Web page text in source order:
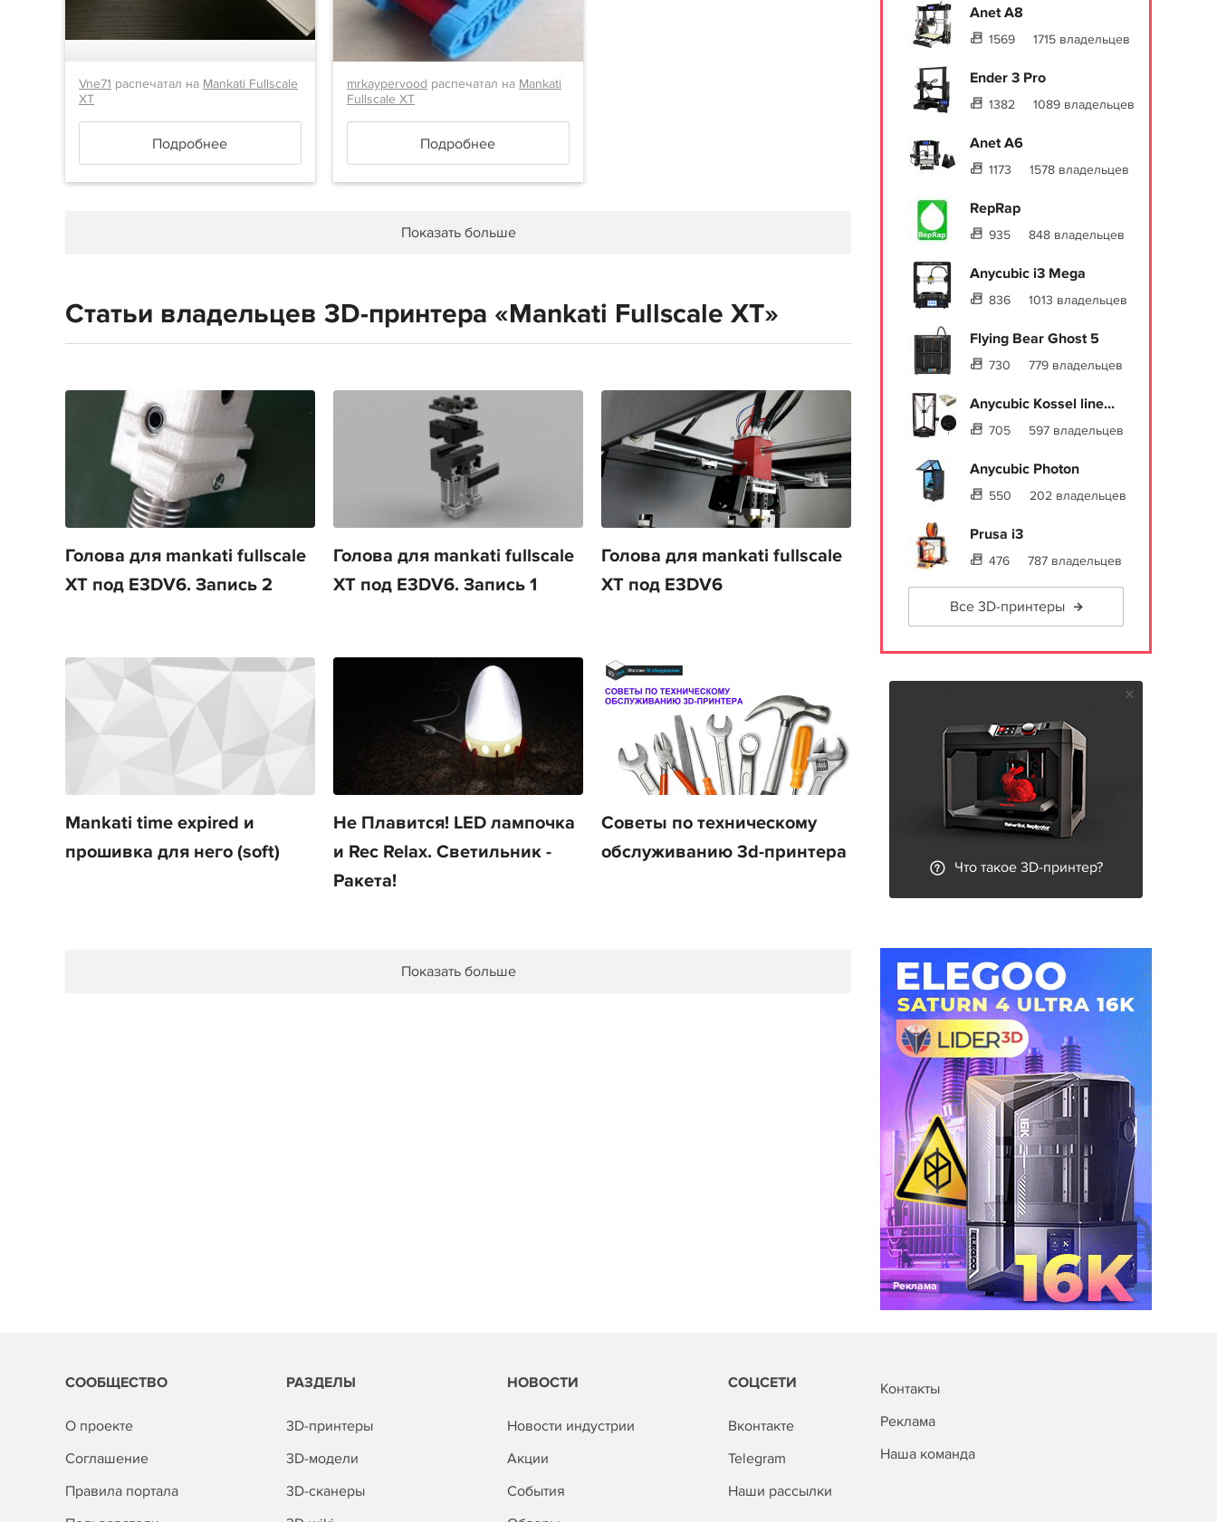
Vne71 распечатал на Mankati Fullscale
XT
Подробнее
mrkaypervood распечатал на Mankati
Fullscale XT
Подробнее
Показать больше
Статьи владельцев 3D-принтера «Mankati Fullscale XT»
Голова для mankati fullscale
XT под E3DV6. Запись 2
Голова для mankati fullscale
XT под E3DV6. Запись 1
Голова для mankati fullscale
XT под E3DV6
Mankati time expired и
прошивка для него (soft)
Не Плавится! LED лампочка
и Rec Relax. Светильник -
Ракета!
Советы по техническому
обслуживанию 3d-принтера
Показать больше
Anet A8
1569 1715 владельцев
Ender 3 Pro
1382 1089 владельцев
Anet A6
1173 1578 владельцев
RepRap
935 848 владельцев
Anycubic i3 Mega
836 1013 владельцев
Flying Bear Ghost 5
730 779 владельцев
Anycubic Kossel line...
705 597 владельцев
Anycubic Photon
550 202 владельцев
Prusa i3
476 787 владельцев
Все 3D-принтеры
Что такое 3D-принтер?
Реклама
СООБЩЕСТВО
О проекте
Соглашение
Правила портала
РАЗДЕЛЫ
3D-принтеры
3D-модели
3D-сканеры
НОВОСТИ
Новости индустрии
Акции
События
СОЦСЕТИ
Вконтакте
Telegram
Наши рассылки
Контакты
Реклама
Наша команда